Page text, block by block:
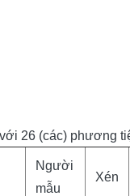
26 (các) phương
Người
mẫu
Xén